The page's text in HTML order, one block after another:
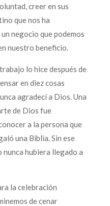
creer en sus
que nos ha
negocio que podemos
nuestro beneficio.
lo hice después de
en diez cosas
agradecí a Dios. Una
de Dios fue
a la persona que
una Biblia. Sin ese
hubiera llegado a
la celebración
de cenar